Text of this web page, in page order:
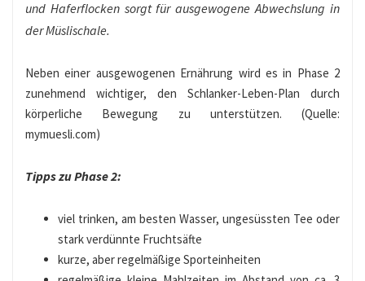
und Haferflocken sorgt für ausgewogene Abwechslung in
der Müslischale.
Neben einer ausgewogenen Ernährung wird es in Phase 2
zunehmend wichtiger, den Schlanker-Leben-Plan durch
körperliche Bewegung zu unterstützen. (Quelle:
mymuesli.com)
Tipps zu Phase 2:
viel trinken, am besten Wasser, ungesüssten Tee oder
stark verdünnte Fruchtsäfte
kurze, aber regelmäßige Sporteinheiten